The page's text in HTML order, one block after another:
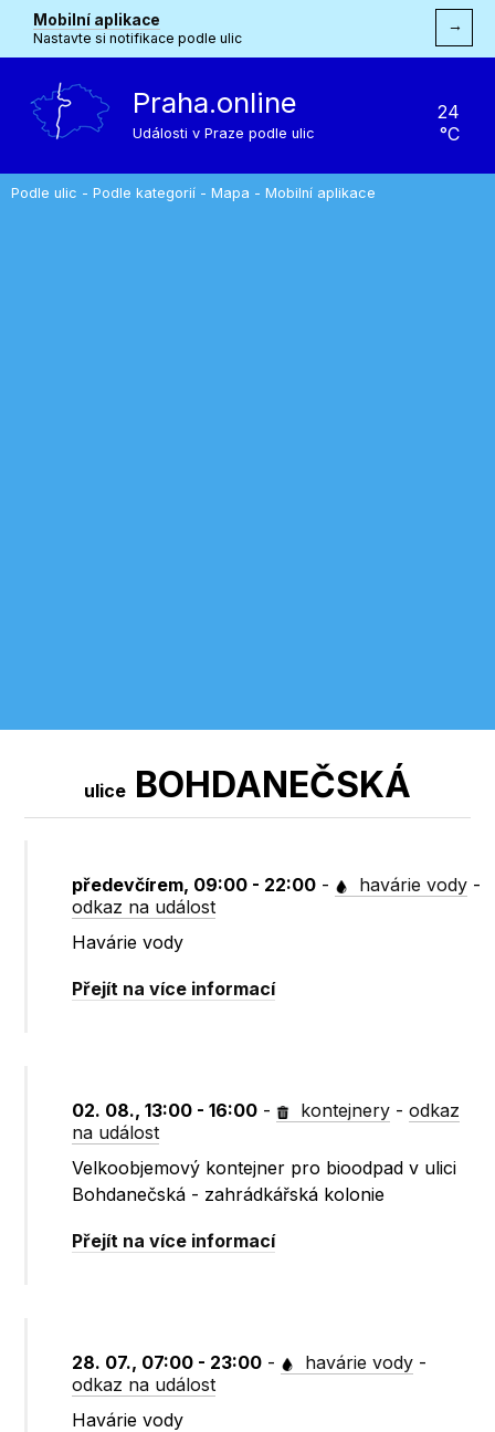
Mobilní aplikace
Nastavte si notifikace podle ulic
→
Praha.online
Události v Praze podle ulic
24
°C
Podle ulic - Podle kategorií - Mapa - Mobilní aplikace
ulice BOHDANEČSKÁ
předevčírem, 09:00 - 22:00 - havárie vody -
odkaz na událost
Havárie vody
Přejít na více informací
02. 08., 13:00 - 16:00 - kontejnery -odkaz
na událost
Velkoobjemový kontejner pro bioodpad v ulici
Bohdanečská - zahrádkářská kolonie
Přejít na více informací
28. 07., 07:00 - 23:00 - havárie vody -
odkaz na událost
Havárie vody